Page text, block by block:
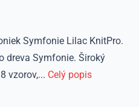
Symfonie Lilac KnitPro.
dreva Symfonie. Široký
vzorov,... Celý popis